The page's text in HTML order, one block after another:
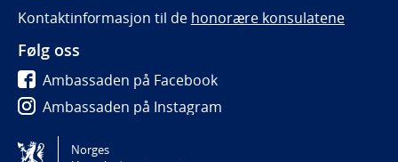
Kontaktinformasjon til de honorære konsulatene
Følg oss
Ambassaden på Facebook
Ambassaden på Instagram
Ambassaden på LinkedIn
Norges